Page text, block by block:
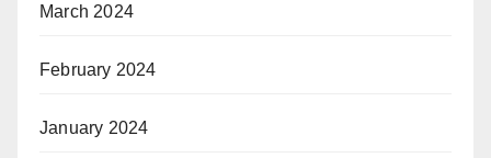
March 2024
February 2024
January 2024